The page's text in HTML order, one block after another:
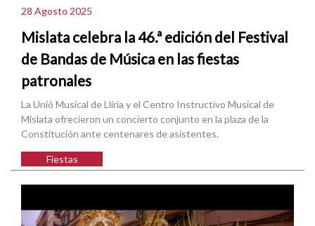
28 Agosto 2025
Mislata celebra la 46.ª edición del Festival
de Bandas de Música en las fiestas
patronales
La Unió Musical de Llíria y el Centro Instructivo Musical de
Mislata ofrecieron un concierto conjunto en la plaza de la
Constitución ante centenares de asistentes.
Fiestas